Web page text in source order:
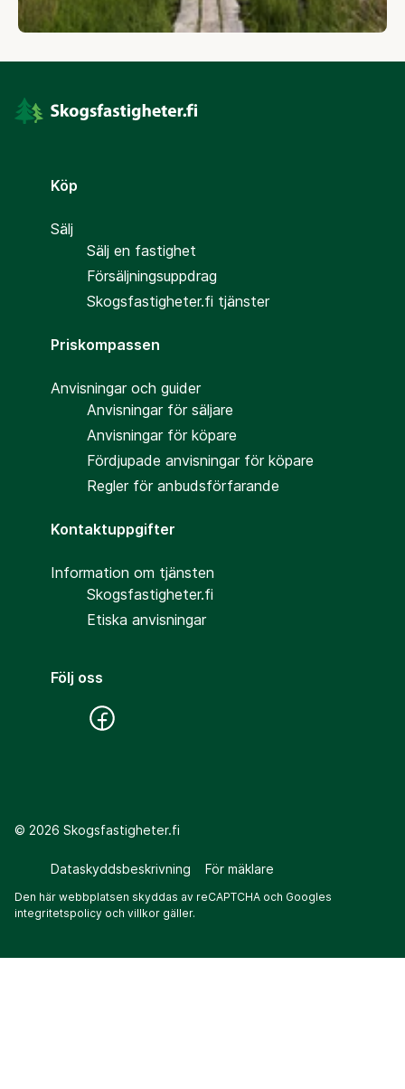
Köp
Sälj
Sälj en fastighet
Försäljningsuppdrag
Skogsfastigheter.fi tjänster
Priskompassen
Anvisningar och guider
Anvisningar för säljare
Anvisningar för köpare
Fördjupade anvisningar för köpare
Regler för anbudsförfarande
Kontaktuppgifter
Information om tjänsten
Skogsfastigheter.fi
Etiska anvisningar
Följ oss
© 2026 Skogsfastigheter.fi
Dataskyddsbeskrivning För mäklare
Den här webbplatsen skyddas av reCAPTCHA och Googles
integritetspolicy och villkor gäller.